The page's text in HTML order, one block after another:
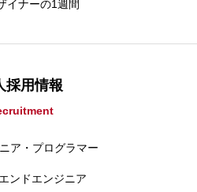
イナーの1週間
採用情報
ア・プログラマー
ンドエンジニア